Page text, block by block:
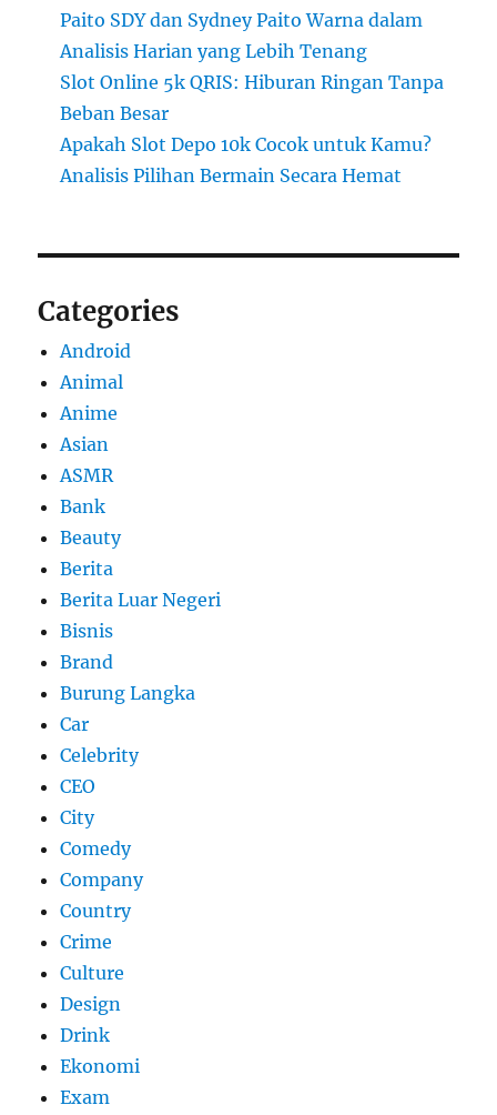
Paito SDY dan Sydney Paito Warna dalam
Analisis Harian yang Lebih Tenang
Slot Online 5k QRIS: Hiburan Ringan Tanpa
Beban Besar
Apakah Slot Depo 10k Cocok untuk Kamu?
Analisis Pilihan Bermain Secara Hemat
Categories
Android
Animal
Anime
Asian
ASMR
Bank
Beauty
Berita
Berita Luar Negeri
Bisnis
Brand
Burung Langka
Car
Celebrity
CEO
City
Comedy
Company
Country
Crime
Culture
Design
Drink
Ekonomi
Exam